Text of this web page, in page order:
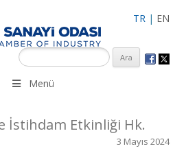
TR | EN
kuruluşuna uzman çalışanları ile İzmit
Gebze ve İMES OSB’deki ofisleri ile
Menü
İstihdam Etkinliği Hk.
3 Mayıs 2024